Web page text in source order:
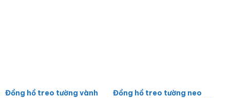
Đồng hồ treo tường vành
Đồng hồ treo tường neo